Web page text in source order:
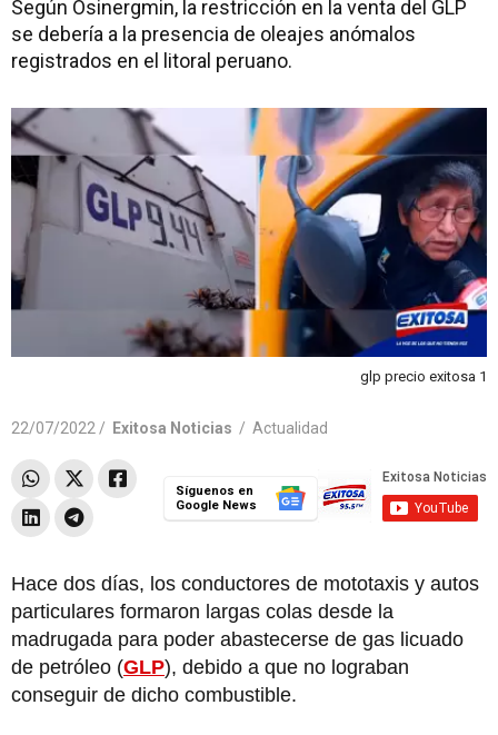
Según Osinergmin, la restricción en la venta del GLP
se debería a la presencia de oleajes anómalos
registrados en el litoral peruano.
glp precio exitosa 1
22/07/2022 / Exitosa Noticias / Actualidad
Síguenos en
Google News
Hace dos días, los conductores de mototaxis y autos
particulares formaron largas colas desde la
madrugada para poder abastecerse de gas licuado
de petróleo (GLP), debido a que no lograban
conseguir de dicho combustible.